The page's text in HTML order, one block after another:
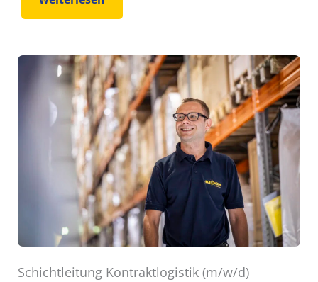
Schichtleitung Kontraktlogistik (m/w/d)